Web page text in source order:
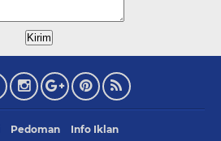
Pedoman Info Iklan